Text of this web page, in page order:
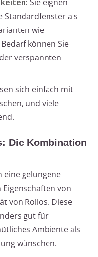
Sie eignen
Standardfenster als
wie
können Sie
verspannten
sich einfach mit
und viele
Die Kombination
eine gelungene
von
von Rollos. Diese
gut für
Ambiente als
wünschen.